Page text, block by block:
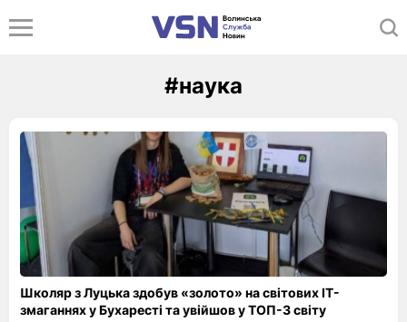
#наука
Школяр з Луцька здобув «золото» на світових ІТ-
змаганнях у Бухаресті та увійшов у ТОП-3 світу